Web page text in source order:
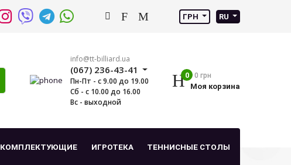
ГРН RU
info@tt-billiard.ua
(067) 236-43-41
Пн-Пт - с 9.00 до 19.00
Сб - с 10.00 до 16.00
Вс - выходной
0 0 грн
Моя корзина
КОМПЛЕКТУЮЩИЕ ИГРОТЕКА ТЕННИСНЫЕ СТОЛЫ